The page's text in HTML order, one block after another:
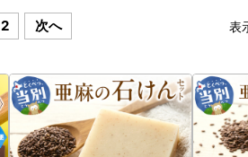
2 次へ 表